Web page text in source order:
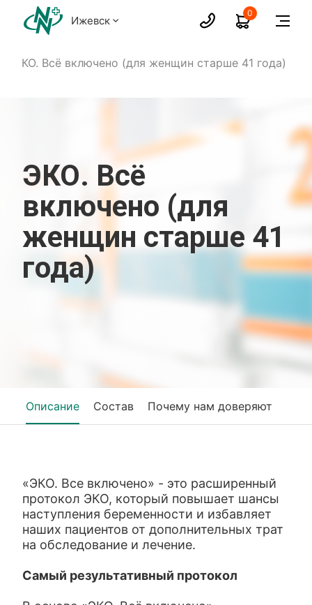
Ижевск
0
ЭКО. Всё включено (для женщин старше 41 года)
ЭКО. Всё
включено (для
женщин старше 41
года)
Описание Состав Почему нам доверяют
«ЭКО. Все включено» - это расширенный
протокол ЭКО, который повышает шансы
наступления беременности и избавляет
наших пациентов от дополнительных трат
на обследование и лечение.
Самый результативный протокол